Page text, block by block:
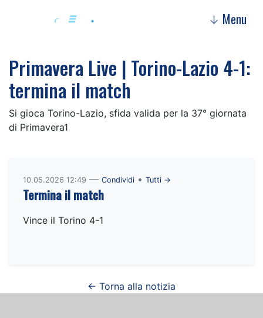
↓ Menu
Primavera Live | Torino-Lazio 4-1:
termina il match
Si gioca Torino-Lazio, sfida valida per la 37° giornata
di Primavera1
10.05.2026 12:49 — Condividi • Tutti →
Termina il match
Vince il Torino 4-1
← Torna alla notizia